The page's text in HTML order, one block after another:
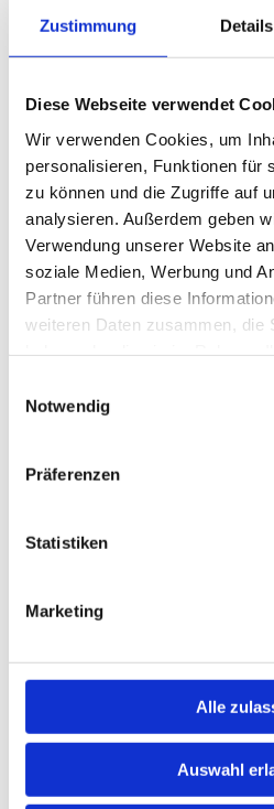
Zustimmung Details
Diese Webseite verwendet
Wir verwenden Cookies, um
personalisieren, Funktionen für
zu können und die Zugriffe auf
analysieren. Außerdem geben
Verwendung unserer Website
soziale Medien, Werbung und
Partner führen diese
weiteren Daten zusammen, die
Notwendig
Präferenzen
Statistiken
Marketing
Alle
Auswahl
Schreiben Sie uns
Vorname *
Adresse *